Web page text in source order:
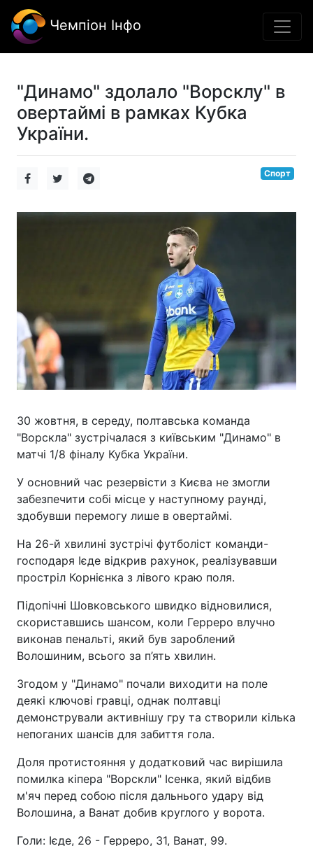
Чемпіон Інфо
"Динамо" здолало "Ворсклу" в
овертаймі в рамках Кубка
України.
Спорт
30 жовтня, в середу, полтавська команда
"Ворскла" зустрічалася з київським "Динамо" в
матчі 1/8 фіналу Кубка України.
У основний час резервісти з Києва не змогли
забезпечити собі місце у наступному раунді,
здобувши перемогу лише в овертаймі.
На 26-й хвилині зустрічі футболіст команди-
господаря Ієде відкрив рахунок, реалізувавши
простріл Корнієнка з лівого краю поля.
Підопічні Шовковського швидко відновилися,
скориставшись шансом, коли Герреро влучно
виконав пенальті, який був зароблений
Волошиним, всього за п’ять хвилин.
Згодом у "Динамо" почали виходити на поле
деякі ключові гравці, однак полтавці
демонстрували активнішу гру та створили кілька
непоганих шансів для забиття гола.
Доля протистояння у додатковий час вирішила
помилка кіпера "Ворскли" Ісенка, який відбив
м'яч перед собою після дальнього удару від
Волошина, а Ванат добив круглого у ворота.
Голи: Ієде, 26 - Герреро, 31, Ванат, 99.